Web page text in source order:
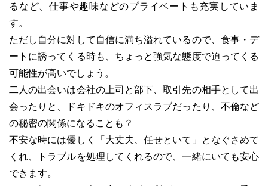
るなど、仕事や趣味などのプライベートも充実していま
す。
ただし自分に対して自信に満ち溢れているので、食事・デ
ートに誘ってくる時も、ちょっと強気な態度で迫ってくる
可能性が高いでしょう。
二人の出会いは会社の上司と部下、取引先の相手として出
会ったりと、ドキドキのオフィスラブだったり、不倫など
の秘密の関係になることも？
不安な時には優しく「大丈夫、任せといて」となぐさめて
くれ、トラブルを処理してくれるので、一緒にいても安心
できます。